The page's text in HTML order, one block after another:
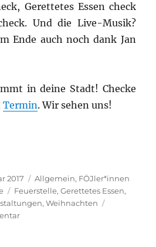
Gerettetes Essen check
Und die Live-Musik?
Ende auch noch dank Jan
in deine Stadt! Checke
Termin. Wir sehen uns!
2017 Kategorien
Allgemein, FÖJler*innen
Schlagwörter
Feuerstelle,Gerettetes Essen,
,Weihnachten
zu